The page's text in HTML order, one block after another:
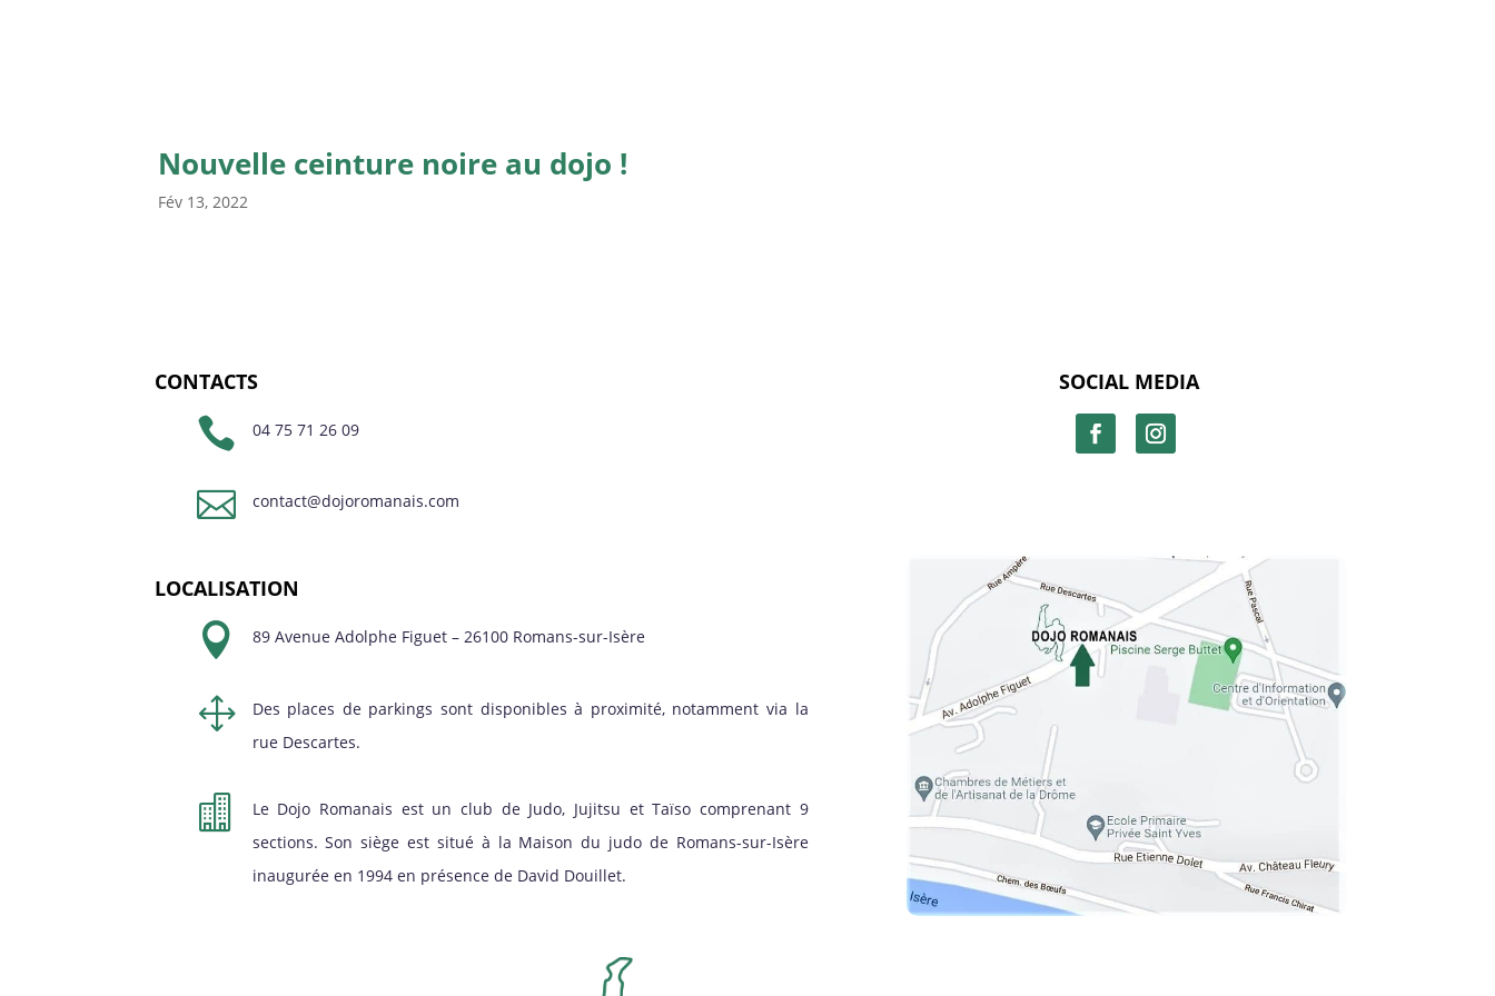
Nouvelle ceinture noire au dojo !
Fév 13, 2022
CONTACTS
 04 75 71 26 09
 contact@dojoromanais.com
SOCIAL MEDIA
LOCALISATION
 89 Avenue Adolphe Figuet – 26100 Romans-sur-Isère
1
Des places de parkings sont disponibles à proximité, notamment via la
rue Descartes.

Le Dojo Romanais est un club de Judo, Jujitsu et Taïso comprenant 9
sections. Son siège est situé à la Maison du judo de Romans-sur-Isère
inaugurée en 1994 en présence de David Douillet.